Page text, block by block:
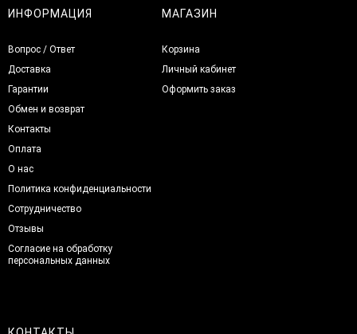
ИНФОРМАЦИЯ
Вопрос / Ответ
Доставка
Гарантии
Обмен и возврат
Контакты
Оплата
О нас
Политика конфиденциальности
Сотрудничество
Отзывы
Согласие на обработку
персональных данных
МАГАЗИН
Корзина
Личный кабинет
Оформить заказ